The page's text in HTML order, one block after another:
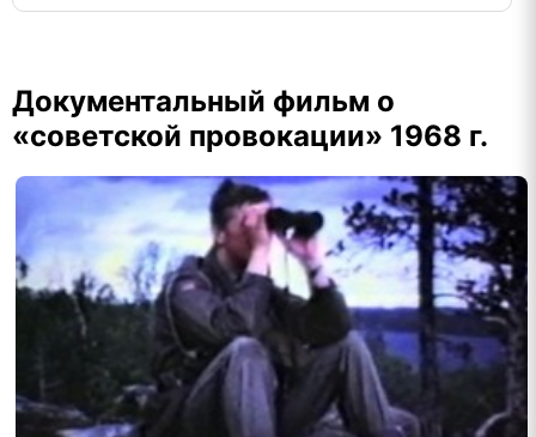
Документальный фильм о
«советской провокации» 1968 г.